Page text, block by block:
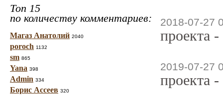
Топ 15
по количеству комментариев:
Магаз Анатолий 2040
poroch 1132
sm 865
Yana 398
Admin 334
Борис Ассеев 320
2018-07-27
проекта
2019-07-27
проекта